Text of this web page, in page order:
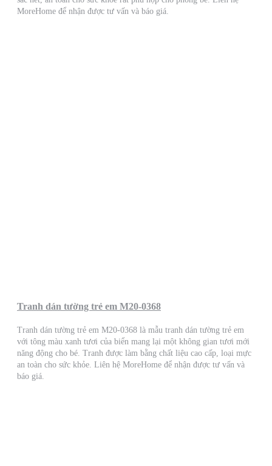
MoreHome để nhận được tư vấn và báo giá.
Tranh dán tường trẻ em M20-0368
Tranh dán tường trẻ em M20-0368 là mẫu tranh dán tường trẻ em
với tông màu xanh tươi của biển mang lại một không gian tươi mới
năng động cho bé. Tranh được làm bằng chất liệu cao cấp, loại mực
an toàn cho sức khỏe. Liên hệ MoreHome để nhận được tư vấn và
báo giá.